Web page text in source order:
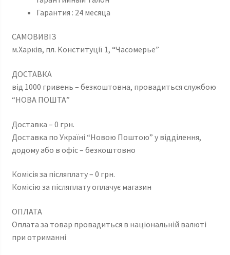
Гарантия : 24 месяца
САМОВИВІЗ
м.Харків, пл. Конституції 1, “Часомерье”
ДОСТАВКА
від 1000 гривень – безкоштовна, провадиться службою
“НОВА ПОШТА”
Доставка – 0 грн.
Доставка по Україні “Новою Поштою” у відділення,
додому або в офіс – безкоштовно
Комісія за післяплату – 0 грн.
Комісію за післяплату оплачує магазин
ОПЛАТА
Оплата за товар провадиться в національній валюті
при отриманні